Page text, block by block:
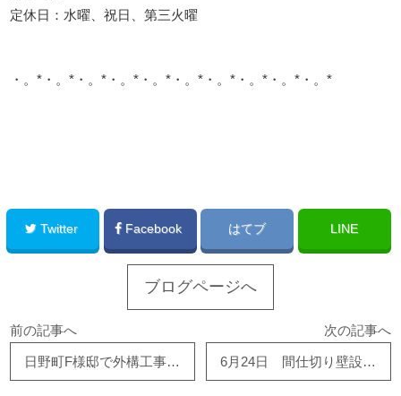
定休日：水曜、祝日、第三火曜
・。*・。*・。*・。*・。*・。*・。*・。*・。*・。*
Twitter Facebook はてブ LINE
ブログページへ
前の記事へ
日野町F様邸で外構工事が進んでます！！
次の記事へ
6月24日 間仕切り壁設置工事